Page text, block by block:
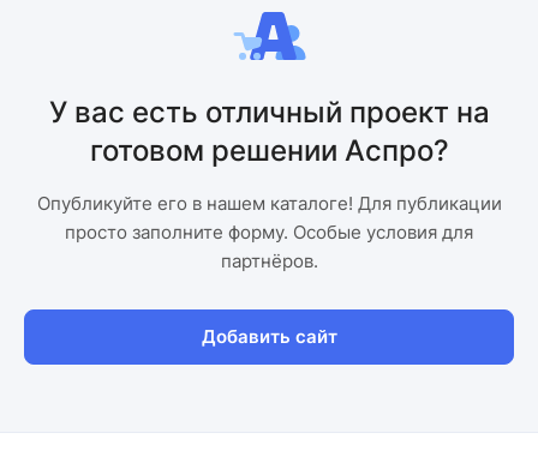
У вас есть отличный проект на
готовом решении Аспро?
Опубликуйте его в нашем каталоге! Для публикации
просто заполните форму. Особые условия для
партнёров.
Добавить сайт